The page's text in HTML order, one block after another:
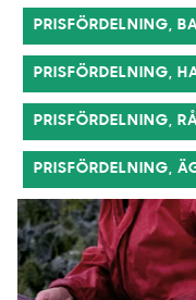
PRISFÖRDELNING,
PRISFÖRDELNING,
PRISFÖRDELNING,
PRISFÖRDELNING,